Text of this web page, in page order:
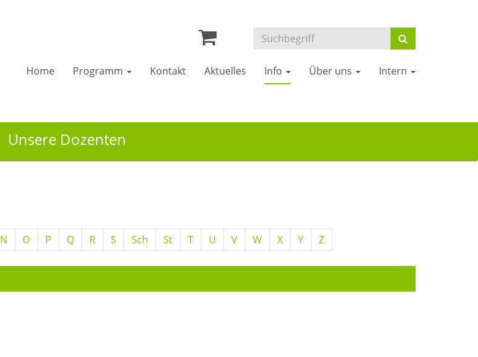
Home Programm Kontakt Aktuelles Info Über uns Intern
Unsere Dozenten
N O P Q R S Sch St T U V W X Y Z